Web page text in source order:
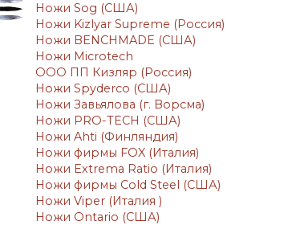
Ножи Sog (США)
Ножи Kizlyar Supreme (Россия)
Ножи BENCHMADE (США)
Ножи Microtech
ООО ПП Кизляр (Россия)
Ножи Spyderco (США)
Ножи Завьялова (г. Ворсма)
Ножи PRO-TECH (США)
Ножи Ahti (Финляндия)
Ножи фирмы FOX (Италия)
Ножи Extrema Ratio (Италия)
Ножи фирмы Cold Steel (США)
Ножи Viper (Италия )
Ножи Ontario (США)